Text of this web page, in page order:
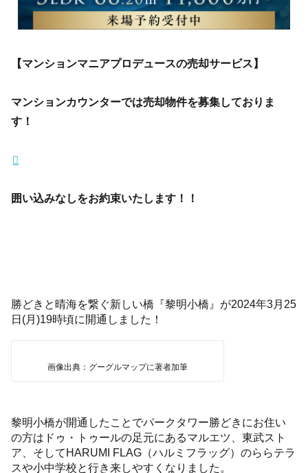
【マンションマニアプロデュースの売却サービス】
マンションカウンターでは売却物件を募集しておりま
す！
囲い込みなしをお約束いたします！！
勝どきと晴海を繋ぐ新しい橋『黎明小橋』が2024年3月25
日(月)19時頃に開通しました！
画像出典：グーグルマップに著者加筆
黎明小橋が開通したことでパークタワー勝どきにお住い
の方はドゥ・トゥールの足元にあるマルエツ、東武スト
ア、そしてHARUMI FLAG（ハルミフラッグ）のららテラ
スや小中学校と行き来しやすくなりました。